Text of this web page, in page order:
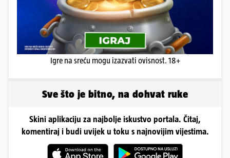
Igre na sreću mogu izazvati ovisnost. 18+
Sve što je bitno, na dohvat ruke
Skini aplikaciju za najbolje iskustvo portala. Čitaj,
komentiraj i budi uvijek u toku s najnovijim vijestima.